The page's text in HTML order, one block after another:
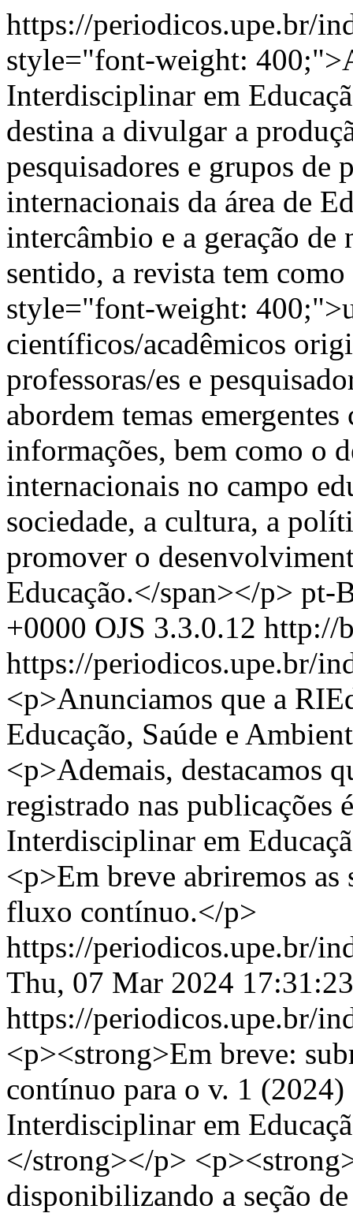
https://periodicos.upe.br/
style="font-weight:
Interdisciplinar em
destina a divulgar a
pesquisadores e grupos de
internacionais da área de
intercâmbio e a geração de
sentido, a revista tem
style="font-weight:
científicos/acadêmicos
professoras/es e
abordem temas
informações, bem como o
internacionais no campo
sociedade, a cultura, a
promover o
Educação.</span></p> pt-
+0000 OJS 3.3.0.12 http://
https://periodicos.upe.br/
<p>Anunciamos que a
Educação, Saúde e
<p>Ademais, destacamos
registrado nas publicações
Interdisciplinar em
<p>Em breve abriremos
fluxo contínuo.</p>
https://periodicos.upe.br/
Thu, 07 Mar 2024
https://periodicos.upe.br/
<p><strong>Em breve:
contínuo para o v. 1
Interdisciplinar em
</strong></p>
disponibilizando a seção